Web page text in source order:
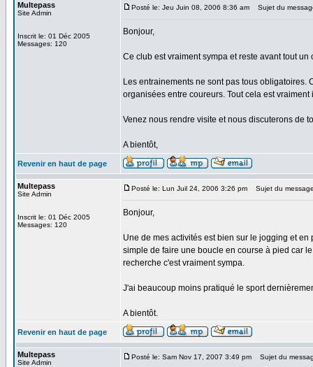
Multepass
Site Admin
Inscrit le: 01 Déc 2005
Messages: 120
Posté le: Jeu Juin 08, 2006 8:36 am Sujet du
Bonjour,
Ce club est vraiment sympa et reste avant tout
Les entrainements ne sont pas tous
organisées entre coureurs. Tout cela est
Venez nous rendre visite et nous discuterons de
A bientôt,
Revenir en haut de page
Multepass
Site Admin
Inscrit le: 01 Déc 2005
Messages: 120
Posté le: Lun Juil 24, 2006 3:26 pm Sujet du
Bonjour,
Une de mes activités est bien sur le jogging et
simple de faire une boucle en course à pied car
recherche c'est vraiment sympa.
J'ai beaucoup moins pratiqué le sport
A bientôt.
Revenir en haut de page
Multepass
Site Admin
Posté le: Sam Nov 17, 2007 3:49 pm Sujet du